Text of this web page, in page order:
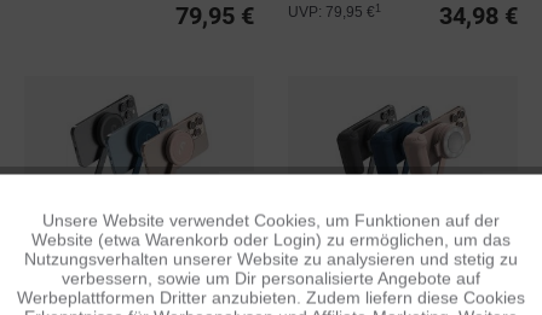
79,95 € 34,98 €
UVP: 79,95 €
SHIFTCAM SNAPPOD
ONLY
SHIFTCAM SNAP FULL
BUNDLE
Funktionale Aktiv
Tracking Inaktiv
Unsere Website verwendet Cookies, um Funktionen auf der
Website (etwa Warenkorb oder Login) zu ermöglichen, um das
Nutzungsverhalten unserer Website zu analysieren und stetig zu
verbessern, sowie um Dir personalisierte Angebote auf
Werbeplattformen Dritter anzubieten. Zudem liefern diese Cookies